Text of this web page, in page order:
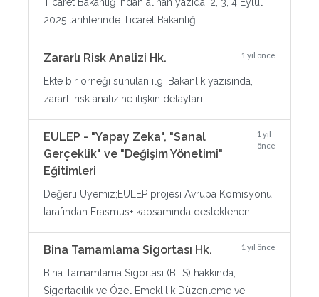
2025 tarihlerinde Ticaret Bakanlığı ...
Zararlı Risk Analizi Hk. 1 yıl önce
Ekte bir örneği sunulan ilgi Bakanlık yazısında,
zararlı risk analizine ilişkin detayları ...
EULEP - "Yapay Zeka", "Sanal
Gerçeklik" ve "Değişim Yönetimi"
Eğitimleri
1 yıl
önce
Değerli Üyemiz;EULEP projesi Avrupa Komisyonu
tarafından Erasmus+ kapsamında desteklenen ...
Bina Tamamlama Sigortası Hk. 1 yıl önce
Bina Tamamlama Sigortası (BTS) hakkında,
Sigortacılık ve Özel Emeklilik Düzenleme ve ...